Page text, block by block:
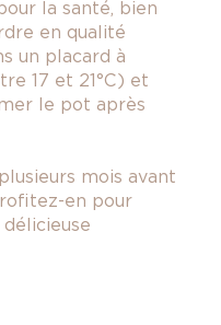
la santé, bien
en qualité
un placard à
17 et 21°C) et
le pot après
mois avant
en pour